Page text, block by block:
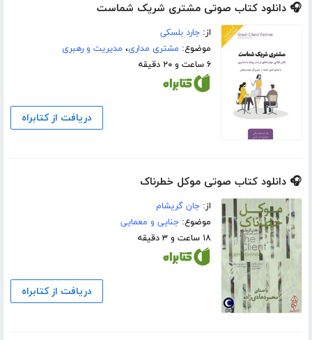
🎧 دانلود کتاب صوتی مشتری شریک شماست
از:جارد بلسکی
موضوع: مشتری مداری، مدیریت و رهبری
۶ ساعت و ۲۰ دقیقه
دریافت از کتابراه
🎧 دانلود کتاب صوتی موکل خطرناک
از:جان گریشام
موضوع:جنایی و معمایی
۱۸ ساعت و ۳ دقیقه
دریافت از کتابراه